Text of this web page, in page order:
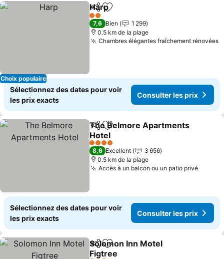
Choix populaire
PartagerAjouter à mes favoris
Harp
2 Étoiles
7,6 Bien
1 299
0.5 km de la plage
Chambres élégantes fraîchement rénovées
Sélectionnez des dates pour voir
les prix exacts
Consulter les prix
PartagerAjouter à mes favoris
The Belmore Apartments
Hotel
4 Étoiles
8,6 Excellent
3 656
0.5 km de la plage
Accès à un balcon ou un patio privé
Sélectionnez des dates pour voir
les prix exacts
Consulter les prix
PartagerAjouter à mes favoris
Solomon Inn Motel
Figtree